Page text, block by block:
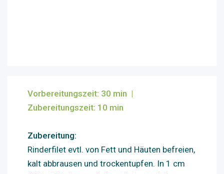
Vorbereitungszeit: 30 min |
Zubereitungszeit: 10 min
Zubereitung:
Rinderfilet evtl. von Fett und Häuten befreien,
kalt abbrausen und trockentupfen. In 1 cm